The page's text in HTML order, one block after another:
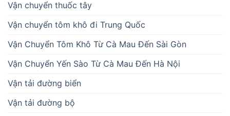
Vận chuyển thuốc tây
Vận chuyển tôm khô đi Trung Quốc
Vận Chuyển Tôm Khô Từ Cà Mau Đến Sài Gòn
Vận Chuyển Yến Sào Từ Cà Mau Đến Hà Nội
Vận tải đường biển
Vận tải đường bộ